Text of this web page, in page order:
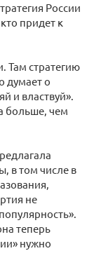
России
придет к
Там стратегию
думает о
и властвуй».
больше, чем
в том числе в
не
теперь
нужно